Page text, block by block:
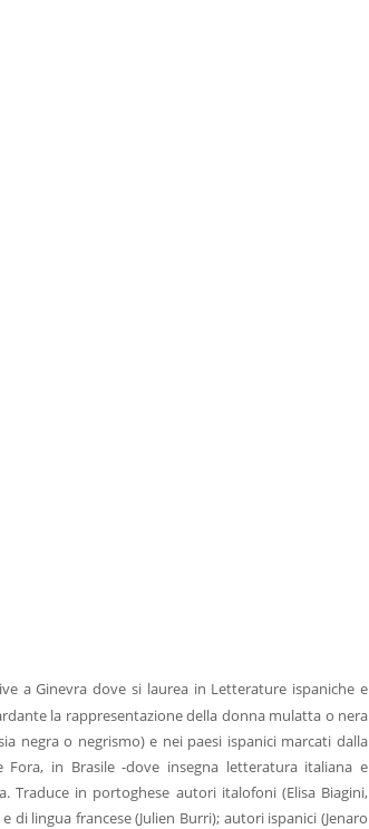
a Ginevra dove si laurea in Letterature ispaniche e
la rappresentazione della donna mulatta o nera
negra o negrismo) e nei paesi ispanici marcati dalla
Fora, in Brasile -dove insegna letteratura italiana e
Traduce in portoghese autori italofoni (Elisa Biagini,
di lingua francese (Julien Burri); autori ispanici (Jenaro